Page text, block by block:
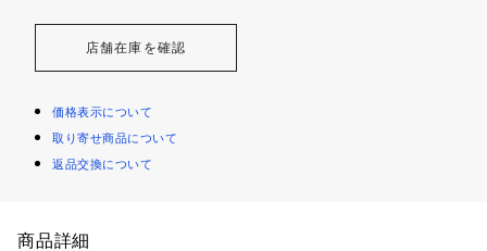
店舗在庫を確認
価格表示について
取り寄せ商品について
返品交換について
商品詳細